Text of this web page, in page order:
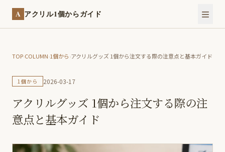
A アクリル1個からガイド
TOP›COLUMN›1個から›アクリルグッズ 1個から注文する際の注意点と基本ガイド
1個から 2026-03-17
アクリルグッズ 1個から注文する際の注
意点と基本ガイド